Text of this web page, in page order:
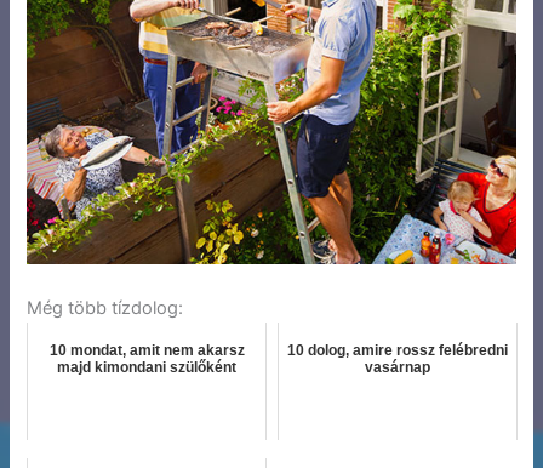
Még több tízdolog:
10 mondat, amit nem akarsz
majd kimondani szülőként
10 dolog, amire rossz felébredni
vasárnap